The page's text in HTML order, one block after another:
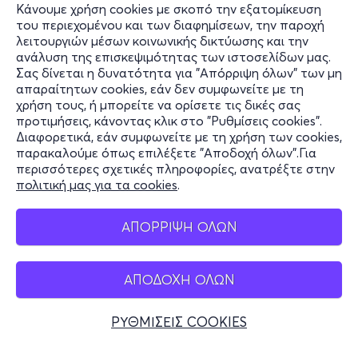
Κάνουμε χρήση cookies με σκοπό την εξατομίκευση
του περιεχομένου και των διαφημίσεων, την παροχή
λειτουργιών μέσων κοινωνικής δικτύωσης και την
ανάλυση της επισκεψιμότητας των ιστοσελίδων μας.
Σας δίνεται η δυνατότητα για "Απόρριψη όλων" των μη
απαραίτητων cookies, εάν δεν συμφωνείτε με τη
χρήση τους, ή μπορείτε να ορίσετε τις δικές σας
προτιμήσεις, κάνοντας κλικ στο "Ρυθμίσεις cookies".
Διαφορετικά, εάν συμφωνείτε με τη χρήση των cookies,
παρακαλούμε όπως επιλέξετε "Αποδοχή όλων".Για
περισσότερες σχετικές πληροφορίες, ανατρέξτε στην
πολιτική μας για τα cookies.
ΑΠΟΡΡΙΨΗ ΟΛΩΝ
ΑΠΟΔΟΧΗ ΟΛΩΝ
ΡΥΘΜΙΣΕΙΣ COOKIES